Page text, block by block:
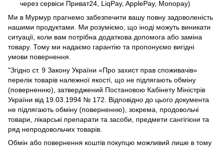
через сервіси Приват24, LiqPay, ApplePay, Monopay)
Ми в Мурмур прагнемо забезпечити вашу повну задоволеність
нашими продуктами. Ми розуміємо, що іноді можуть виникати
ситуації, коли вам потрібна додаткова допомога або заміна
товару. Тому ми надаємо гарантію та пропонуємо вигідні
умови повернення.
"Згідно ст. 9 Закону України «Про захист прав споживачів»
перелік товарів належної якості, що не підлягають обміну
(поверненню), затверджений Постановою Кабінету Міністрів
України від 19.03.1994 № 172. Відповідно до цього документа
не підлягають обміну (поверненню), зокрема, продовольчі
товари, лікарські препарати та засоби, предмети сангігієни та
ряд непродовольчих товарів.
Обмін або повернення коштів покупцю можливий лише в тому